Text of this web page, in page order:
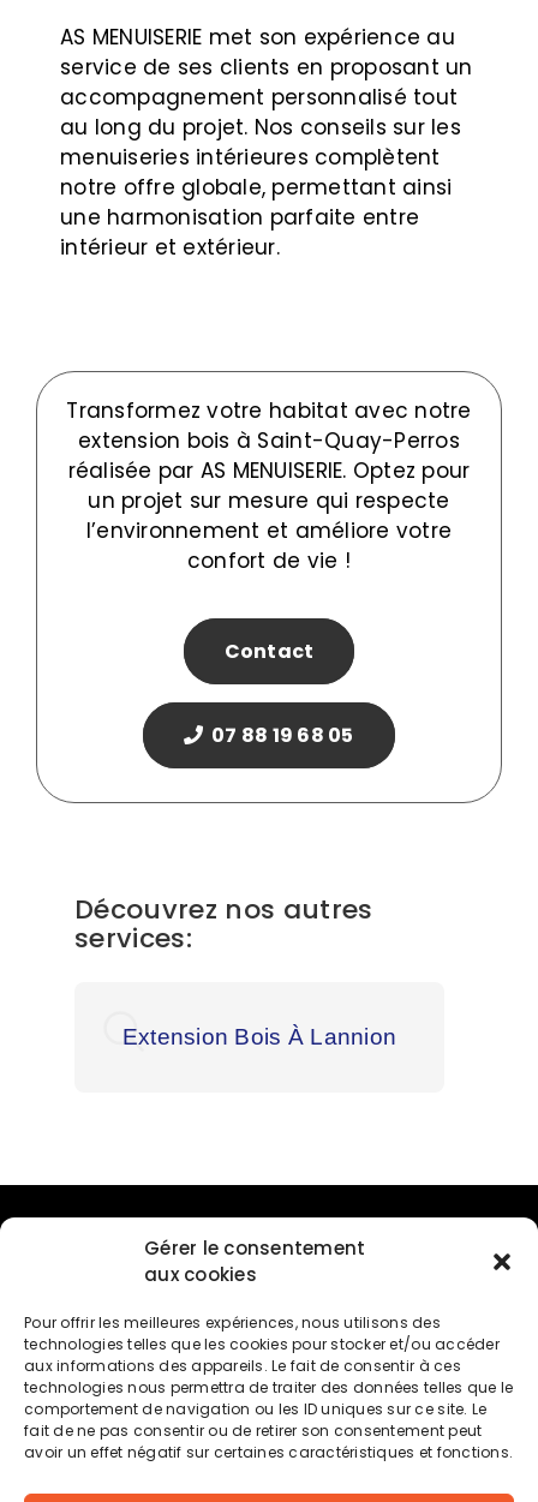
Gérer le consentement
aux cookies
Pour offrir les meilleures expériences, nous utilisons des
technologies telles que les cookies pour stocker et/ou accéder
aux informations des appareils. Le fait de consentir à ces
technologies nous permettra de traiter des données telles que le
comportement de navigation ou les ID uniques sur ce site. Le
fait de ne pas consentir ou de retirer son consentement peut
avoir un effet négatif sur certaines caractéristiques et fonctions.
AS MENUISERIE met son expérience au
service de ses clients en proposant un
accompagnement personnalisé tout
au long du projet. Nos conseils sur les
menuiseries intérieures complètent
notre offre globale, permettant ainsi
une harmonisation parfaite entre
intérieur et extérieur.
Transformez votre habitat avec notre
extension bois à Saint-Quay-Perros
réalisée par AS MENUISERIE. Optez pour
un projet sur mesure qui respecte
l’environnement et améliore votre
confort de vie !
Contact
07 88 19 68 05
Découvrez nos autres
services:
Extension Bois À Lannion
Menu
Accueil
Prestations
Réalisations
Contact